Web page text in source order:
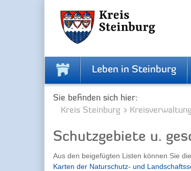
Leben in Steinburg
Sie befinden sich hier:
Kreis Steinburg
Kreisverwaltung
Schutzgebiete u.
Aus den beigefügten Listen können Sie
Karten der Naturschutz- und